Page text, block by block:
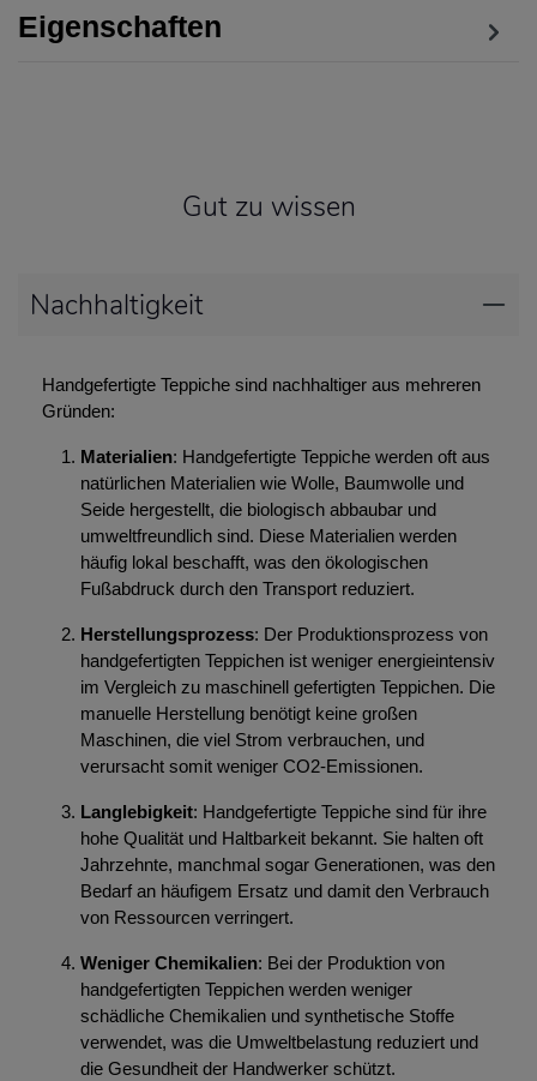
Eigenschaften
Gut zu wissen
Nachhaltigkeit
Handgefertigte Teppiche sind nachhaltiger aus mehreren
Gründen:
Materialien: Handgefertigte Teppiche werden oft aus
natürlichen Materialien wie Wolle, Baumwolle und
Seide hergestellt, die biologisch abbaubar und
umweltfreundlich sind. Diese Materialien werden
häufig lokal beschafft, was den ökologischen
Fußabdruck durch den Transport reduziert.
Herstellungsprozess: Der Produktionsprozess von
handgefertigten Teppichen ist weniger energieintensiv
im Vergleich zu maschinell gefertigten Teppichen. Die
manuelle Herstellung benötigt keine großen
Maschinen, die viel Strom verbrauchen, und
verursacht somit weniger CO2-Emissionen.
Langlebigkeit: Handgefertigte Teppiche sind für ihre
hohe Qualität und Haltbarkeit bekannt. Sie halten oft
Jahrzehnte, manchmal sogar Generationen, was den
Bedarf an häufigem Ersatz und damit den Verbrauch
von Ressourcen verringert.
Weniger Chemikalien: Bei der Produktion von
handgefertigten Teppichen werden weniger
schädliche Chemikalien und synthetische Stoffe
verwendet, was die Umweltbelastung reduziert und
die Gesundheit der Handwerker schützt.